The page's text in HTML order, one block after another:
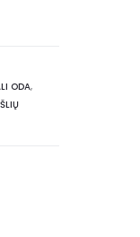
ODA,